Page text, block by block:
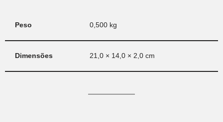
Peso 0,500 kg
Dimensões 21,0 × 14,0 × 2,0 cm